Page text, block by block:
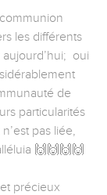
les différents
oui
de
particularités
pas liée,
🙌🙌🙌🙌
précieux